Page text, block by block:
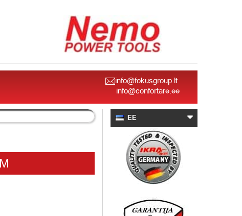
info@fokusgroup.lt
info@confortare.ee
EE